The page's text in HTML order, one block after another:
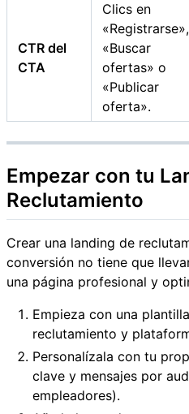
CTR del
CTA
Clics en
«Registrarse»,
«Buscar
ofertas» o
«Publicar
oferta».
Empezar con tu
Reclutamiento
Crear una landing de
conversión no tiene que
una página profesional y
Empieza con una
reclutamiento y
Personalízala con tu
clave y mensajes por
empleadores).